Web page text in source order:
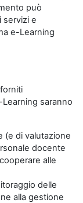
può
servizi e
e-Learning
saranno
(e di valutazione
docente
alle
delle
alla gestione